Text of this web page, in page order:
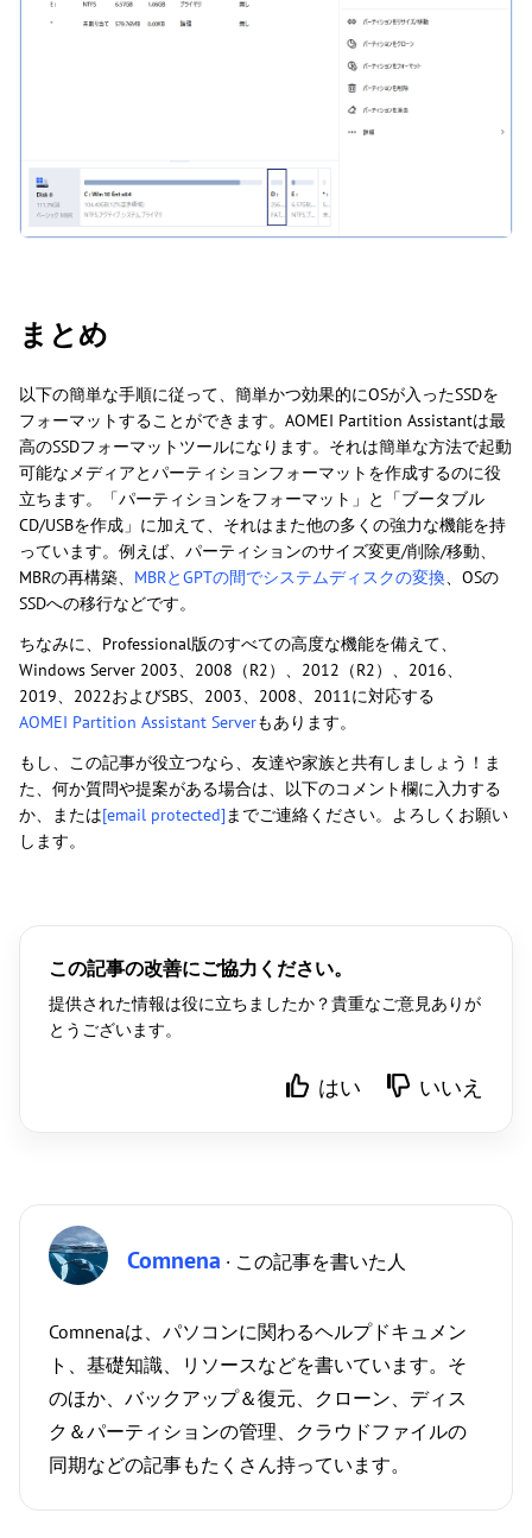
まとめ
以下の簡単な手順に従って、簡単かつ効果的にOSが入ったSSDを
フォーマットすることができます。AOMEI Partition Assistantは最
高のSSDフォーマットツールになります。それは簡単な方法で起動
可能なメディアとパーティションフォーマットを作成するのに役
立ちます。「パーティションをフォーマット」と「ブータブル
CD/USBを作成」に加えて、それはまた他の多くの強力な機能を持
っています。例えば、パーティションのサイズ変更/削除/移動、
MBRの再構築、 MBRとGPTの間でシステムディスクの変換、OSの
SSDへの移行などです。
ちなみに、Professional版のすべての高度な機能を備えて、
Windows Server 2003、2008（R2）、2012（R2）、2016、
2019、2022およびSBS、2003、2008、2011に対応する
AOMEI Partition Assistant Serverもあります。
もし、この記事が役立つなら、友達や家族と共有しましょう！ま
た、何か質問や提案がある場合は、以下のコメント欄に入力する
か、または[email protected]までご連絡ください。よろしくお願い
します。
この記事の改善にご協力ください。
提供された情報は役に立ちましたか？貴重なご意見ありが
とうございます。
はい いいえ
Comnena · この記事を書いた人
Comnenaは、パソコンに関わるヘルプドキュメン
ト、基礎知識、リソースなどを書いています。そ
のほか、バックアップ＆復元、クローン、ディス
ク＆パーティションの管理、クラウドファイルの
同期などの記事もたくさん持っています。